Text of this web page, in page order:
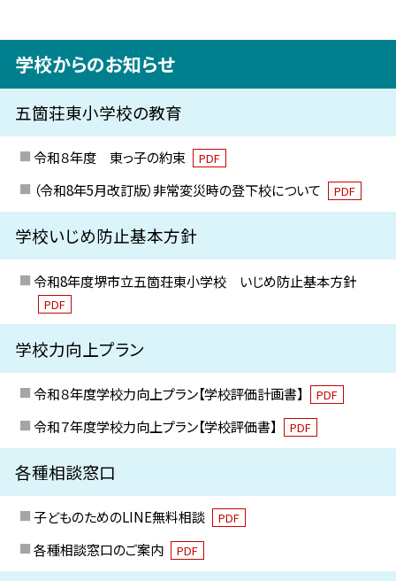
学校からのお知らせ
五箇荘東小学校の教育
令和８年度 東っ子の約束 PDF
（令和8年5月改訂版）非常変災時の登下校について PDF
学校いじめ防止基本方針
令和8年度堺市立五箇荘東小学校 いじめ防止基本方針
PDF
学校力向上プラン
令和８年度学校力向上プラン【学校評価計画書】 PDF
令和７年度学校力向上プラン【学校評価書】 PDF
各種相談窓口
子どものためのLINE無料相談 PDF
各種相談窓口のご案内 PDF